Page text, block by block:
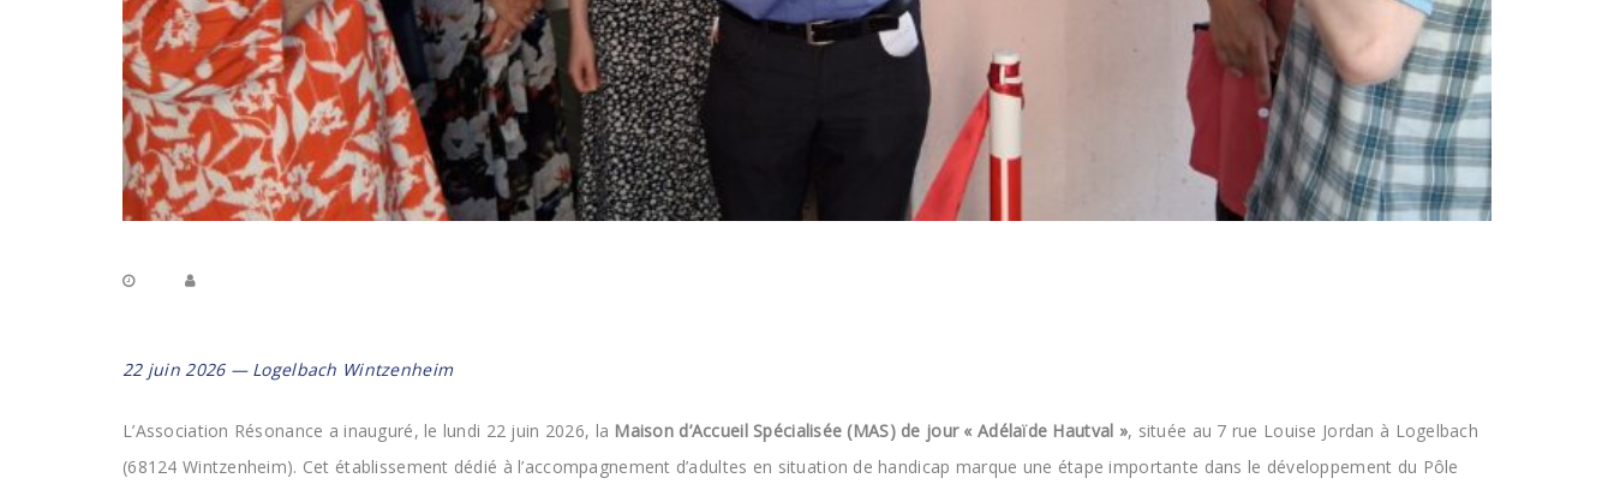
22 juin 2026 — Logelbach Wintzenheim
L’Association Résonance a inauguré, le lundi 22 juin 2026, la Maison d’Accueil Spécialisée (MAS) de jour « Adélaïde Hautval », située au 7 rue Louise Jordan à Logelbach
(68124 Wintzenheim). Cet établissement dédié à l’accompagnement d’adultes en situation de handicap marque une étape importante dans le développement du Pôle